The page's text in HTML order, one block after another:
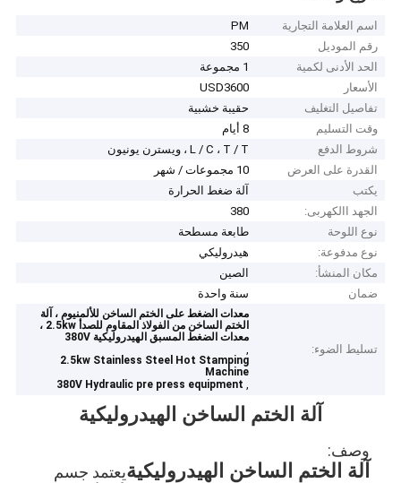
اسم العلامة التجارية
PM
رقم الموديل
350
الحد الأدنى لكمية
1 مجموعة
الأسعار
USD3600
تفاصيل التغليف
حقيبة خشبية
وقت التسليم
8 أيام
شروط الدفع
L / C ، T / T ، ويسترن يونيون
القدرة على العرض
10 مجموعات / شهر
يكتب
آلة ضغط الحرارة
الجهد االكهربى:
380
نوع اللوحة
طابعة مسطحة
نوع مدفوعة:
هيدروليكي
مكان المنشأ:
الصين
ضمان
سنة واحدة
تسليط الضوء:
معدات الضغط على الختم الساخن للألمنيوم ، آلة
الختم الساخن من الفولاذ المقاوم للصدأ 2.5kw ،
معدات الضغط المسبق الهيدروليكية 380V
,
2.5kw Stainless Steel Hot Stamping
Machine
,
380V Hydraulic pre press equipment
آلة الختم الساخن الهيدروليكية
وصف:
آلة الختم الساخن الهيدروليكية